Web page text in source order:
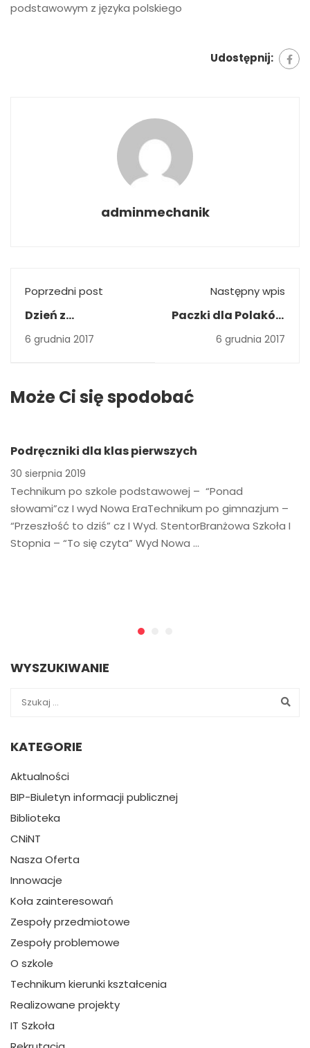
podstawowym z języka polskiego
Udostępnij:
adminmechanik
Poprzedni post
Dzień z
Politechniką
Warszawską.
6 grudnia 2017
Następny wpis
Paczki dla Polaków
mieszkających w
6 grudnia 2017
Może Ci się spodobać
Podręczniki dla klas pierwszych
30 sierpnia 2019
Technikum po szkole podstawowej – “Ponad
słowami”cz I wyd Nowa EraTechnikum po gimnazjum –
“Przeszłość to dziś” cz I Wyd. StentorBranżowa Szkoła I
Stopnia – “To się czyta” Wyd Nowa …
WYSZUKIWANIE
KATEGORIE
Aktualności
BIP-Biuletyn informacji publicznej
Biblioteka
CNiNT
Nasza Oferta
Innowacje
Koła zainteresowań
Zespoły przedmiotowe
Zespoły problemowe
O szkole
Technikum kierunki kształcenia
Realizowane projekty
IT Szkoła